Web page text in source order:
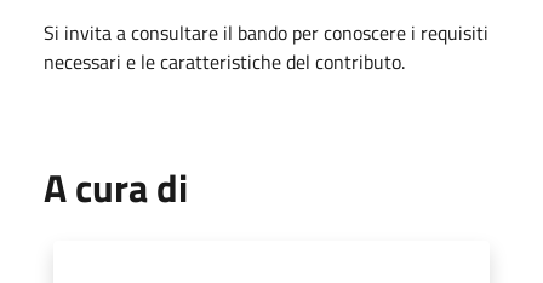
Si invita a consultare il bando per conoscere i requisiti
necessari e le caratteristiche del contributo.
A cura di